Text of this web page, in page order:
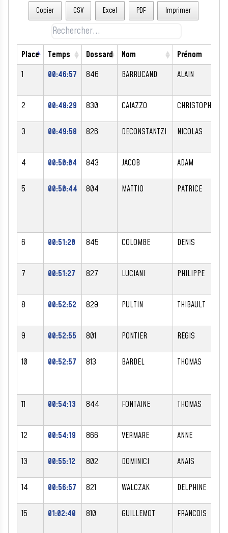
Copier CSV Excel PDF Imprimer
Place Temps Dossard Nom Prénom
1
00:46:57 846 BARRUCAND ALAIN
2 00:48:29 830 CAIAZZO CHRISTOPHE
3 00:49:58 826 DECONSTANTZI NICOLAS
4 00:50:04 843 JACOB ADAM
5 00:50:44 804 MATTIO PATRICE
6 00:51:20 845 COLOMBE DENIS
7 00:51:27 827 LUCIANI PHILIPPE
8 00:52:52 829 PULTIN THIBAULT
9 00:52:55 801 PONTIER REGIS
10 00:52:57 813 BARDEL THOMAS
11 00:54:13 844 FONTAINE THOMAS
12 00:54:19 866 VERMARE ANNE
13 00:55:12 802 DOMINICI ANAIS
14 00:56:57 821 WALCZAK DELPHINE
15 01:02:40 810 GUILLEMOT FRANCOIS